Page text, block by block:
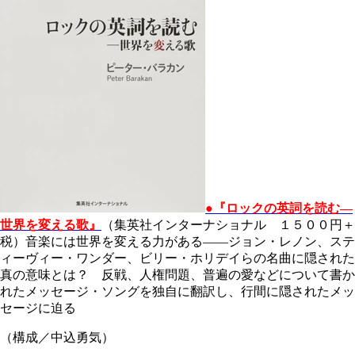
●『ロックの英詞を読む―
世界を変える歌』
（集英社インターナショナル １５００円＋
税）音楽には世界を変える力がある――ジョン・レノン、ステ
ィーヴィー・ワンダー、ビリー・ホリデイらの名曲に隠された
真の意味とは？ 反戦、人権問題、普遍の愛などについて書か
れたメッセージ・ソングを独自に翻訳し、行間に隠されたメッ
セージに迫る
（構成／中込勇気）